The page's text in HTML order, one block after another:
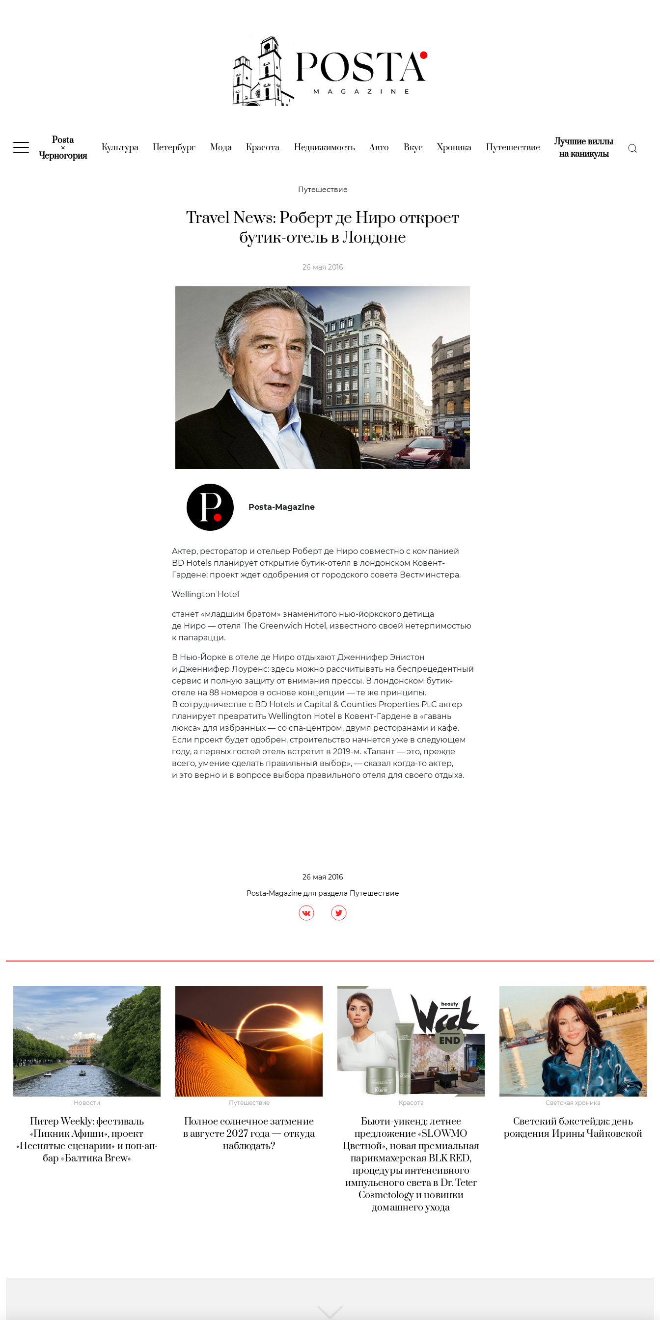
Posta
×
Черногория(current)
Культура(current)
Петербург (current)
Мода(current)
Красота (current)
Недвижимость(current)
Авто (current)
Вкус (current)
Хроника (current)
Путешествие(current)
Лучшие виллы
на каникулы(current)
Путешествие
Travel News: Роберт де Ниро откроет
бутик-отель в Лондоне
26 мая 2016
Posta-Magazine
Актер, ресторатор и отельер Роберт де Ниро совместно с компанией
BD Hotels планирует открытие бутик-отеля в лондонском Ковент-
Гардене: проект ждет одобрения от городского совета Вестминстера.
Wellington Hotel
станет «младшим братом» знаменитого нью-йоркского детища
де Ниро — отеля The Greenwich Hotel, известного своей нетерпимостью
к папарацци.
В Нью-Йорке в отеле де Ниро отдыхают Дженнифер Энистон
и Дженнифер Лоуренс: здесь можно рассчитывать на беспрецедентный
сервис и полную защиту от внимания прессы. В лондонском бутик-
отеле на 88 номеров в основе концепции — те же принципы.
В сотрудничестве с BD Hotels и Capital & Counties Properties PLC актер
планирует превратить Wellington Hotel в Ковент-Гардене в «гавань
люкса» для избранных — со спа-центром, двумя ресторанами и кафе.
Если проект будет одобрен, строительство начнется уже в следующем
году, а первых гостей отель встретит в 2019-м. «Талант — это, прежде
всего, умение сделать правильный выбор», — сказал когда-то актер,
и это верно и в вопросе выбора правильного отеля для своего отдыха.
26 мая 2016
Posta-Magazine для раздела Путешествие
Новости
Питер Weekly: фестиваль
«Пикник Афиши», проект
«Неснятые сценарии» и поп-ап-
бар «Балтика Brew»
Путешествие
Полное солнечное затмение
в августе 2027 года — откуда
наблюдать?
Красота
Бьюти-уикенд: летнее
предложение «SLOWMO
Цветной», новая премиальная
парикмахерская BLK RED,
процедуры интенсивного
импульсного света в Dr. Teter
Cosmetology и новинки
домашнего ухода
Светская хроника
Светский бэкстейдж: день
рождения Ирины Чайковской